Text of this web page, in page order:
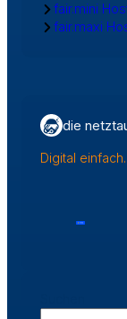
fair.mini
fair.maxi
die
Digital einfach.